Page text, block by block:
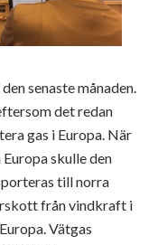
senaste månaden.
det redan
gas i Europa. När
skulle den
till norra
från vindkraft i
Vätgas